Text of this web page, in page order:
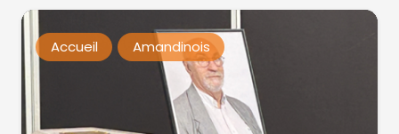
Accueil Amandinois